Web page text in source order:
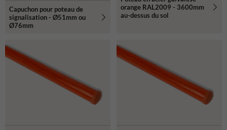
Capuchon pour poteau de
signalisation - Ø51mm ou
Ø76mm
orange RAL2009 - 3600mm
au-dessus du sol